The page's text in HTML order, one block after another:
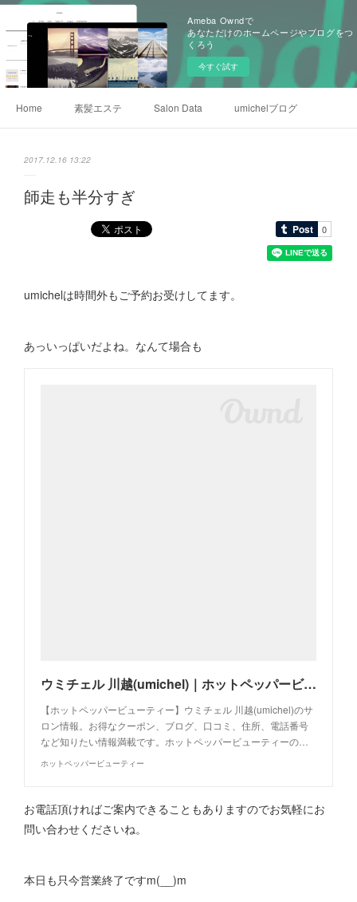
Ameba Owndで
あなただけのホームページやブログをつ
くろう
今すぐ試す
Home 素髪エステ Salon Data umichelブログ
2017.12.16 13:22
師走も半分すぎ
umichelは時間外もご予約お受けしてます。
あっいっぱいだよね。なんて場合も
ウミチェル 川越(umichel)｜ホットペッパービューティー
【ホットペッパービューティー】ウミチェル 川越(umichel)のサ
ロン情報。お得なクーポン、ブログ、口コミ、住所、電話番号
など知りたい情報満載です。ホットペッパービューティーの…
ホットペッパービューティー
お電話頂ければご案内できることもありますのでお気軽にお
問い合わせくださいね。
本日も只今営業終了ですm(__)m